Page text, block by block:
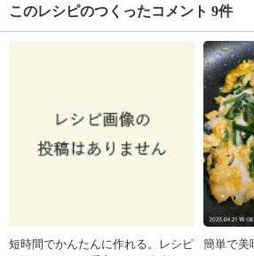
このレシピのつくったコメント 9件
短時間でかんたんに作れる。レシピ
簡単で美